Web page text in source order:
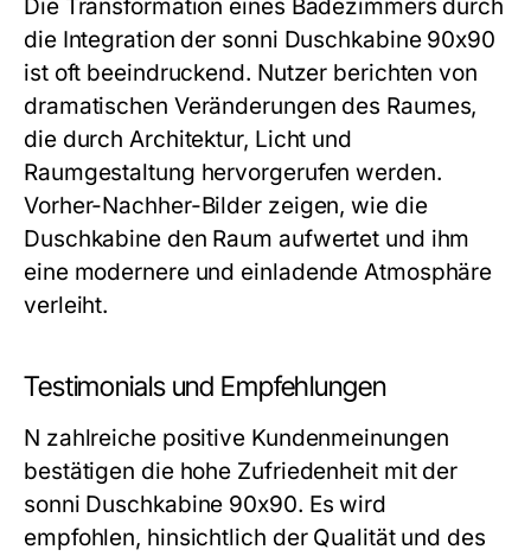
Die Transformation eines Badezimmers durch
die Integration der sonni Duschkabine 90x90
ist oft beeindruckend. Nutzer berichten von
dramatischen Veränderungen des Raumes,
die durch Architektur, Licht und
Raumgestaltung hervorgerufen werden.
Vorher-Nachher-Bilder zeigen, wie die
Duschkabine den Raum aufwertet und ihm
eine modernere und einladende Atmosphäre
verleiht.
Testimonials und Empfehlungen
N zahlreiche positive Kundenmeinungen
bestätigen die hohe Zufriedenheit mit der
sonni Duschkabine 90x90. Es wird
empfohlen, hinsichtlich der Qualität und des